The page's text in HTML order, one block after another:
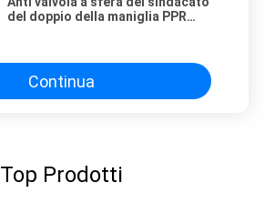
del doppio della maniglia PPR
Continua
Top Prodotti